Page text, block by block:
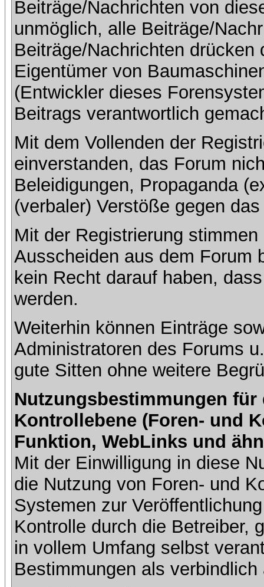
Beiträge/Nachrichten von
unmöglich, alle Beiträge/
Beiträge/Nachrichten
Eigentümer von
(Entwickler dieses
Beitrags verantwortlich
Mit dem Vollenden der
einverstanden, das Forum
Beleidigungen, Propaganda
(verbaler) Verstöße gegen
Mit der Registrierung
Ausscheiden aus dem Forum
kein Recht darauf haben,
werden.
Weiterhin können Einträge
Administratoren des Forums
gute Sitten ohne weitere
Nutzungsbestimmungen
Kontrollebene (Foren- und
Funktion, WebLinks und
Mit der Einwilligung in diese
die Nutzung von Foren- und
Systemen zur
Kontrolle durch die Betreiber,
in vollem Umfang selbst
Bestimmungen als verbindlich